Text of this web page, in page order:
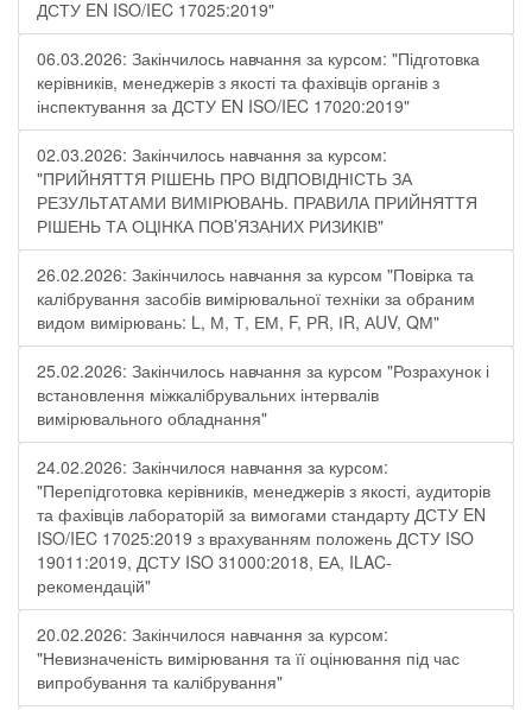
ДСТУ EN ISO/IEC 17025:2019"
06.03.2026: Закінчилось навчання за курсом: "Підготовка
керівників, менеджерів з якості та фахівців органів з
інспектування за ДСТУ EN ISO/IEC 17020:2019"
02.03.2026: Закінчилось навчання за курсом:
"ПРИЙНЯТТЯ РІШЕНЬ ПРО ВІДПОВІДНІСТЬ ЗА
РЕЗУЛЬТАТАМИ ВИМІРЮВАНЬ. ПРАВИЛА ПРИЙНЯТТЯ
РІШЕНЬ ТА ОЦІНКА ПОВ’ЯЗАНИХ РИЗИКІВ"
26.02.2026: Закінчилось навчання за курсом "Повірка та
калібрування засобів вимірювальної техніки за обраним
видом вимірювань: L, М, Т, ЕМ, F, РR, ІR, АUV, QМ"
25.02.2026: Закінчилось навчання за курсом "Розрахунок і
встановлення міжкалібрувальних інтервалів
вимірювального обладнання"
24.02.2026: Закінчилося навчання за курсом:
"Перепідготовка керівників, менеджерів з якості, аудиторів
та фахівців лабораторій за вимогами стандарту ДСТУ EN
ISO/IEC 17025:2019 з врахуванням положень ДСТУ ISO
19011:2019, ДСТУ ISO 31000:2018, ЕА, ILAC-
рекомендацій"
20.02.2026: Закінчилося навчання за курсом:
"Невизначеність вимірювання та її оцінювання під час
випробування та калібрування"